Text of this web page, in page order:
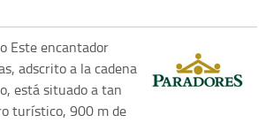
Este encantador
adscrito a la cadena
está situado a tan
turístico, 900 m de